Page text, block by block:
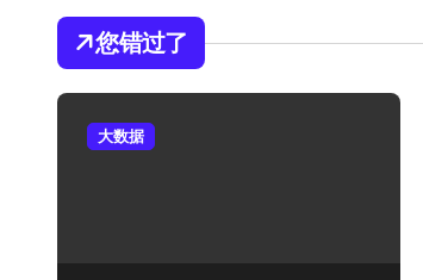
您错过了
大数据